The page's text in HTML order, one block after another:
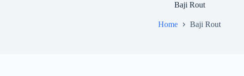
Baji Rout
Home Baji Rout